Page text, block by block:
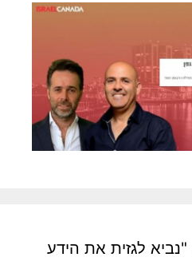
לגזית את הידע